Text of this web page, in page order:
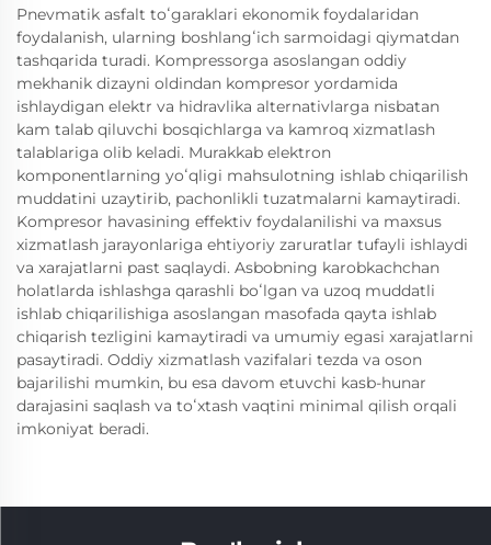
Pnevmatik asfalt toʻgaraklari ekonomik foydalaridan
foydalanish, ularning boshlangʻich sarmoidagi qiymatdan
tashqarida turadi. Kompressorga asoslangan oddiy
mekhanik dizayni oldindan kompresor yordamida
ishlaydigan elektr va hidravlika alternativlarga nisbatan
kam talab qiluvchi bosqichlarga va kamroq xizmatlash
talablariga olib keladi. Murakkab elektron
komponentlarning yoʻqligi mahsulotning ishlab chiqarilish
muddatini uzaytirib, pachonlikli tuzatmalarni kamaytiradi.
Kompresor havasining effektiv foydalanilishi va maxsus
xizmatlash jarayonlariga ehtiyoriy zaruratlar tufayli ishlaydi
va xarajatlarni past saqlaydi. Asbobning karobkachchan
holatlarda ishlashga qarashli boʻlgan va uzoq muddatli
ishlab chiqarilishiga asoslangan masofada qayta ishlab
chiqarish tezligini kamaytiradi va umumiy egasi xarajatlarni
pasaytiradi. Oddiy xizmatlash vazifalari tezda va oson
bajarilishi mumkin, bu esa davom etuvchi kasb-hunar
darajasini saqlash va toʻxtash vaqtini minimal qilish orqali
imkoniyat beradi.